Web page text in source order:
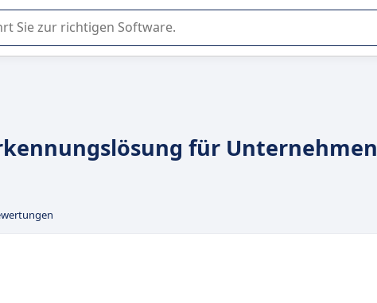
oder Auswahl von SaaS-Software in Unternehmen.
für Unternehmen